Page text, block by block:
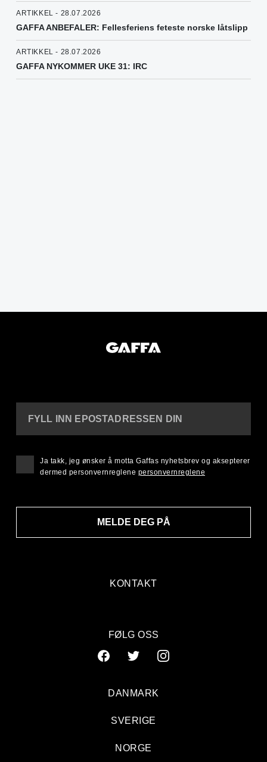
ARTIKKEL - 28.07.2026
GAFFA ANBEFALER: Fellesferiens feteste norske låtslipp
ARTIKKEL - 28.07.2026
GAFFA NYKOMMER UKE 31: IRC
KONTAKT
FYLL INN EPOSTADRESSEN DIN
MELDE DEG PÅ
Ja takk, jeg ønsker å motta Gaffas nyhetsbrev og aksepterer
dermed personvernreglene personvernreglene
FØLG OSS
DANMARK
SVERIGE
NORGE